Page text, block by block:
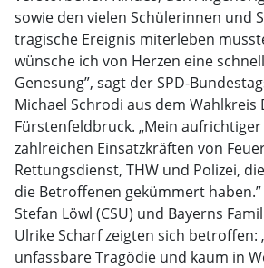
sowie den vielen Schülerinnen und
tragische Ereignis miterleben
wünsche ich von Herzen eine
Genesung”, sagt der SPD-
Michael Schrodi aus dem Wahlkreis
Fürstenfeldbruck. „Mein
zahlreichen Einsatzkräften von
Rettungsdienst, THW und Polizei,
die Betroffenen gekümmert
Stefan Löwl (CSU) und Bayerns
Ulrike Scharf zeigten sich betroffen:
unfassbare Tragödie und kaum in